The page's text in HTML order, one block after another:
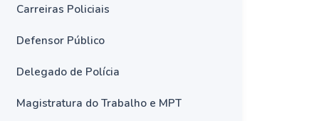
Carreiras Policiais
Defensor Público
Delegado de Polícia
Magistratura do Trabalho e MPT